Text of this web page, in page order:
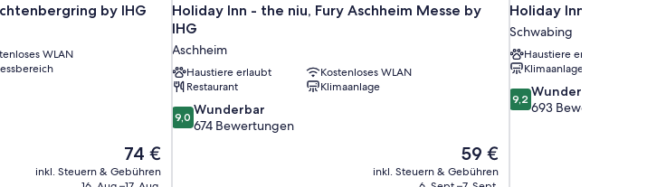
by IHG
WLAN
Der
Preis
beträgt
74 €
inkl. Steuern & Gebühren
Holiday Inn - the niu, Fury Aschheim Messe by
IHG
Aschheim
Haustiere erlaubt
Kostenloses WLAN
Restaurant
Klimaanlage
9.0
von
9,0 Wunderbar
674 Bewertungen
Der
Preis
beträgt
59 €
inkl. Steuern & Gebühren
Holiday Inn - the
Schwabing
Haustiere erlaubt
Klimaanlage
9.2
von
9,2 Wunderbar
693 Bewertungen